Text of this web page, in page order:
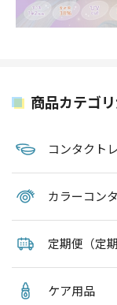
商品カテゴ
コンタクト
カラーコン
定期便（定期
ケア用品